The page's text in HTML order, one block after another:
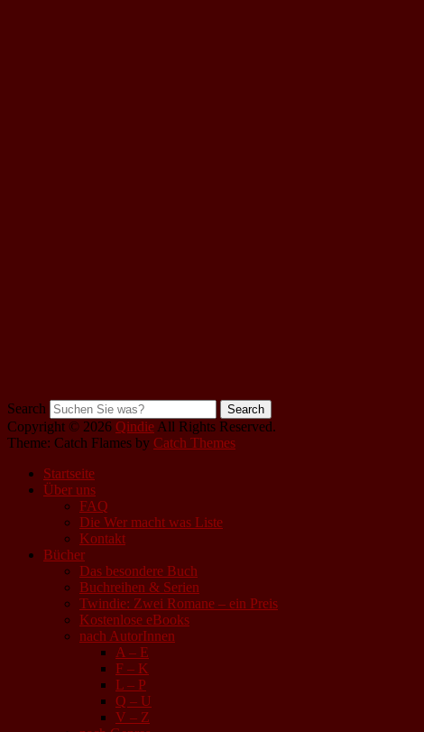
Search
Copyright © 2026 Qindie All Rights Reserved.
Theme: Catch Flames by Catch Themes
Startseite
Über uns
FAQ
Die Wer macht was Liste
Kontakt
Bücher
Das besondere Buch
Buchreihen & Serien
Twindie: Zwei Romane – ein Preis
Kostenlose eBooks
nach AutorInnen
A – E
F – K
L – P
Q – U
V – Z